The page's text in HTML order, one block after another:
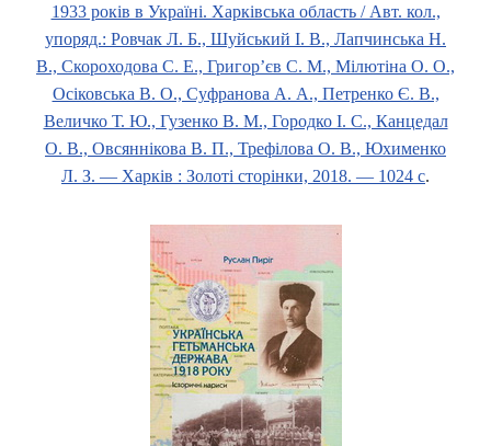
1933 років в Україні. Харківська область / Авт. кол.,
упоряд.: Ровчак Л. Б., Шуйський І. В., Лапчинська Н.
В., Скороходова С. Е., Григор’єв С. М., Мілютіна О. О.,
Осіковська В. О., Суфранова А. А., Петренко Є. В.,
Величко Т. Ю., Гузенко В. М., Городко І. С., Канцедал
О. В., Овсяннікова В. П., Трефілова О. В., Юхименко
Л. З. — Харків : Золоті сторінки, 2018. — 1024 с.